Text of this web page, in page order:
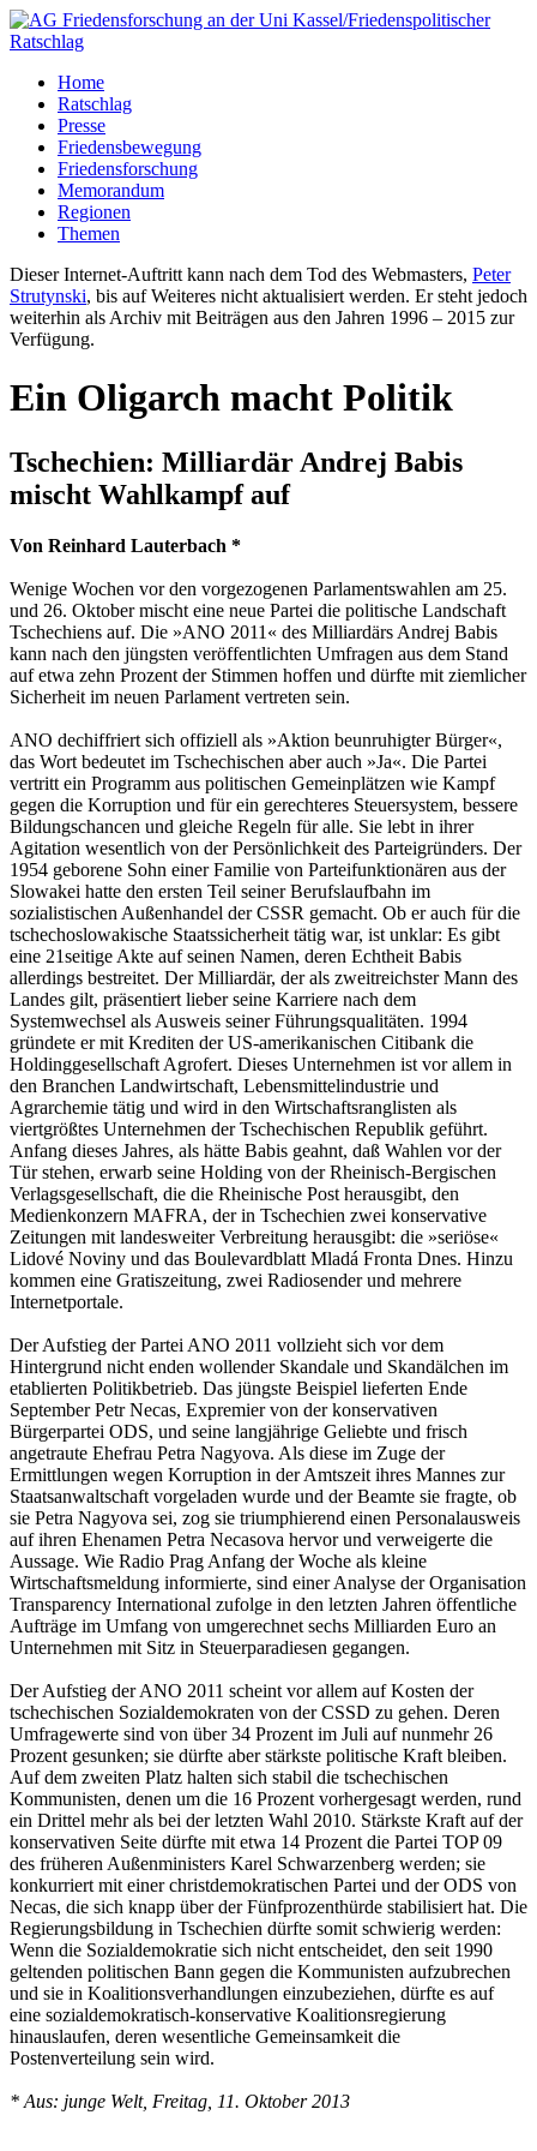
Home
Ratschlag
Presse
Friedensbewegung
Friedensforschung
Memorandum
Regionen
Themen
Dieser Internet-Auftritt kann nach dem Tod des Webmasters, Peter
Strutynski, bis auf Weiteres nicht aktualisiert werden. Er steht jedoch
weiterhin als Archiv mit Beiträgen aus den Jahren 1996 – 2015 zur
Verfügung.
Ein Oligarch macht Politik
Tschechien: Milliardär Andrej Babis
mischt Wahlkampf auf
Von Reinhard Lauterbach *
Wenige Wochen vor den vorgezogenen Parlamentswahlen am 25.
und 26. Oktober mischt eine neue Partei die politische Landschaft
Tschechiens auf. Die »ANO 2011« des Milliardärs Andrej Babis
kann nach den jüngsten veröffentlichten Umfragen aus dem Stand
auf etwa zehn Prozent der Stimmen hoffen und dürfte mit ziemlicher
Sicherheit im neuen Parlament vertreten sein.
ANO dechiffriert sich offiziell als »Aktion beunruhigter Bürger«,
das Wort bedeutet im Tschechischen aber auch »Ja«. Die Partei
vertritt ein Programm aus politischen Gemeinplätzen wie Kampf
gegen die Korruption und für ein gerechteres Steuersystem, bessere
Bildungschancen und gleiche Regeln für alle. Sie lebt in ihrer
Agitation wesentlich von der Persönlichkeit des Parteigründers. Der
1954 geborene Sohn einer Familie von Parteifunktionären aus der
Slowakei hatte den ersten Teil seiner Berufslaufbahn im
sozialistischen Außenhandel der CSSR gemacht. Ob er auch für die
tschechoslowakische Staatssicherheit tätig war, ist unklar: Es gibt
eine 21seitige Akte auf seinen Namen, deren Echtheit Babis
allerdings bestreitet. Der Milliardär, der als zweitreichster Mann des
Landes gilt, präsentiert lieber seine Karriere nach dem
Systemwechsel als Ausweis seiner Führungsqualitäten. 1994
gründete er mit Krediten der US-amerikanischen Citibank die
Holdinggesellschaft Agrofert. Dieses Unternehmen ist vor allem in
den Branchen Landwirtschaft, Lebensmittelindustrie und
Agrarchemie tätig und wird in den Wirtschaftsranglisten als
viertgrößtes Unternehmen der Tschechischen Republik geführt.
Anfang dieses Jahres, als hätte Babis geahnt, daß Wahlen vor der
Tür stehen, erwarb seine Holding von der Rheinisch-Bergischen
Verlagsgesellschaft, die die Rheinische Post herausgibt, den
Medienkonzern MAFRA, der in Tschechien zwei konservative
Zeitungen mit landesweiter Verbreitung herausgibt: die »seriöse«
Lidové Noviny und das Boulevardblatt Mladá Fronta Dnes. Hinzu
kommen eine Gratiszeitung, zwei Radiosender und mehrere
Internetportale.
Der Aufstieg der Partei ANO 2011 vollzieht sich vor dem
Hintergrund nicht enden wollender Skandale und Skandälchen im
etablierten Politikbetrieb. Das jüngste Beispiel lieferten Ende
September Petr Necas, Expremier von der konservativen
Bürgerpartei ODS, und seine langjährige Geliebte und frisch
angetraute Ehefrau Petra Nagyova. Als diese im Zuge der
Ermittlungen wegen Korruption in der Amtszeit ihres Mannes zur
Staatsanwaltschaft vorgeladen wurde und der Beamte sie fragte, ob
sie Petra Nagyova sei, zog sie triumphierend einen Personalausweis
auf ihren Ehenamen Petra Necasova hervor und verweigerte die
Aussage. Wie Radio Prag Anfang der Woche als kleine
Wirtschaftsmeldung informierte, sind einer Analyse der Organisation
Transparency International zufolge in den letzten Jahren öffentliche
Aufträge im Umfang von umgerechnet sechs Milliarden Euro an
Unternehmen mit Sitz in Steuerparadiesen gegangen.
Der Aufstieg der ANO 2011 scheint vor allem auf Kosten der
tschechischen Sozialdemokraten von der CSSD zu gehen. Deren
Umfragewerte sind von über 34 Prozent im Juli auf nunmehr 26
Prozent gesunken; sie dürfte aber stärkste politische Kraft bleiben.
Auf dem zweiten Platz halten sich stabil die tschechischen
Kommunisten, denen um die 16 Prozent vorhergesagt werden, rund
ein Drittel mehr als bei der letzten Wahl 2010. Stärkste Kraft auf der
konservativen Seite dürfte mit etwa 14 Prozent die Partei TOP 09
des früheren Außenministers Karel Schwarzenberg werden; sie
konkurriert mit einer christdemokratischen Partei und der ODS von
Necas, die sich knapp über der Fünfprozenthürde stabilisiert hat. Die
Regierungsbildung in Tschechien dürfte somit schwierig werden:
Wenn die Sozialdemokratie sich nicht entscheidet, den seit 1990
geltenden politischen Bann gegen die Kommunisten aufzubrechen
und sie in Koalitionsverhandlungen einzubeziehen, dürfte es auf
eine sozialdemokratisch-konservative Koalitionsregierung
hinauslaufen, deren wesentliche Gemeinsamkeit die
Postenverteilung sein wird.
* Aus: junge Welt, Freitag, 11. Oktober 2013